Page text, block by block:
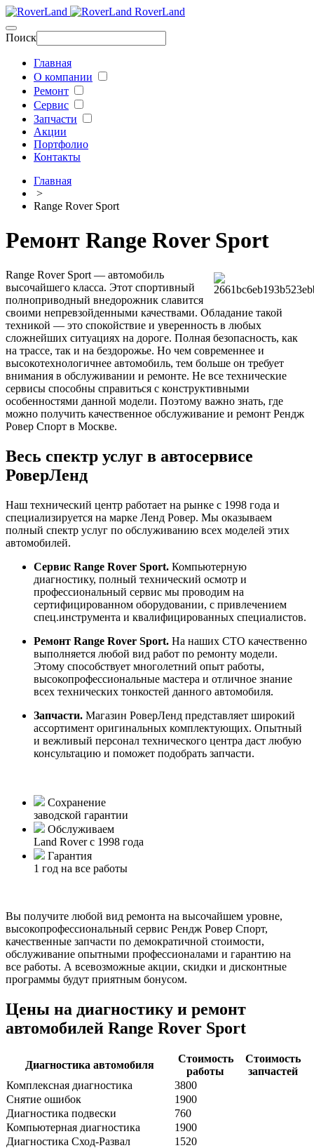
RoverLand
Поиск
Главная
О компании
Ремонт
Сервис
Запчасти
Акции
Портфолио
Контакты
Главная
>
Range Rover Sport
Ремонт Range Rover Sport
Range Rover Sport — автомобиль
высочайшего класса. Этот спортивный
полноприводный внедорожник славится
своими непревзойденными качествами. Обладание такой
техникой — это спокойствие и уверенность в любых
сложнейших ситуациях на дороге. Полная безопасность, как
на трассе, так и на бездорожье. Но чем современнее и
высокотехнологичнее автомобиль, тем больше он требует
внимания в обслуживании и ремонте. Не все технические
сервисы способны справиться с конструктивными
особенностями данной модели. Поэтому важно знать, где
можно получить качественное обслуживание и ремонт Рендж
Ровер Спорт в Москве.
Весь спектр услуг в автосервисе
РоверЛенд
Наш технический центр работает на рынке с 1998 года и
специализируется на марке Ленд Ровер. Мы оказываем
полный спектр услуг по обслуживанию всех моделей этих
автомобилей.
Сервис Range Rover Sport. Компьютерную
диагностику, полный технический осмотр и
профессиональный сервис мы проводим на
сертифицированном оборудовании, с привлечением
спец.инструмента и квалифицированных специалистов.
Ремонт Range Rover Sport. На наших СТО качественно
выполняется любой вид работ по ремонту модели.
Этому способствует многолетний опыт работы,
высокопрофессиональные мастера и отличное знание
всех технических тонкостей данного автомобиля.
Запчасти. Магазин РоверЛенд представляет широкий
ассортимент оригинальных комплектующих. Опытный
и вежливый персонал технического центра даст любую
консультацию и поможет подобрать запчасти.
Сохранение
заводской гарантии
Обслуживаем
Land Rover с 1998 года
Гарантия
1 год на все работы
Вы получите любой вид ремонта на высочайшем уровне,
высокопрофессиональный сервис Рендж Ровер Спорт,
качественные запчасти по демократичной стоимости,
обслуживание опытными профессионалами и гарантию на
все работы. А всевозможные акции, скидки и дисконтные
программы будут приятным бонусом.
Цены на диагностику и ремонт
автомобилей Range Rover Sport
Диагностика автомобиля
Стоимость
работы
Стоимость
запчастей
Комплексная диагностика
3800
Снятие ошибок
1900
Диагностика подвески
760
Компьютерная диагностика
1900
Диагностика Сход-Развал
1520